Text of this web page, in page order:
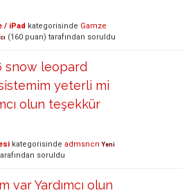
/ iPad kategorisinde Gamze
(160 puan) tarafından soruldu
snow leopard
yeterli mi
olun teşekkür
kategorisinde admsncn Yeni
soruldu
var Yardımcı olun